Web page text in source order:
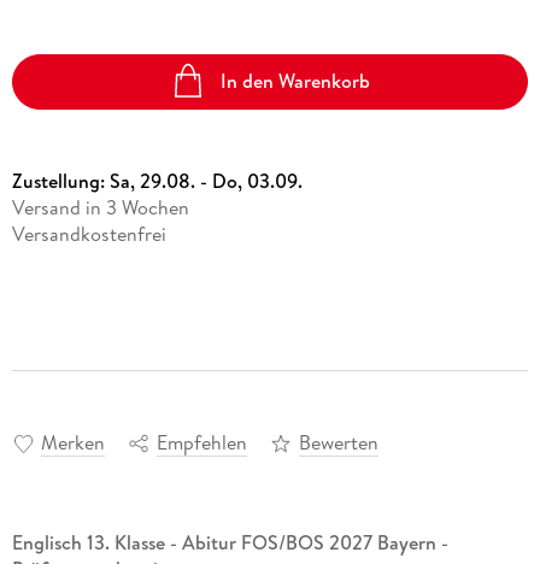
In den Warenkorb
Zustellung:Sa, 29.08. - Do, 03.09.
Versand in 3 Wochen
Versandkostenfrei
Merken Empfehlen Bewerten
Englisch 13. Klasse - Abitur FOS/BOS 2027 Bayern -